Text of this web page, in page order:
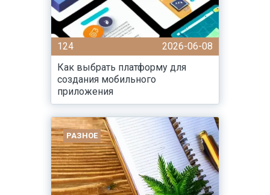
124
2026-06-08
Как выбрать платформу для
создания мобильного
приложения
РАЗНОЕ